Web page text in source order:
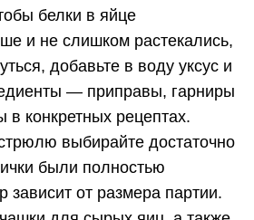
белки в яйце
и не слишком растекались,
добавьте в воду уксус и
— приправы, гарниры
конкретных рецептах.
выбирайте достаточно
были полностью
зависит от размера партии.